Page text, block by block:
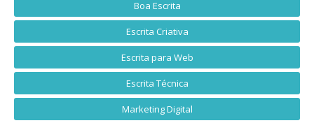
Boa Escrita
Escrita Criativa
Escrita para Web
Escrita Técnica
Marketing Digital